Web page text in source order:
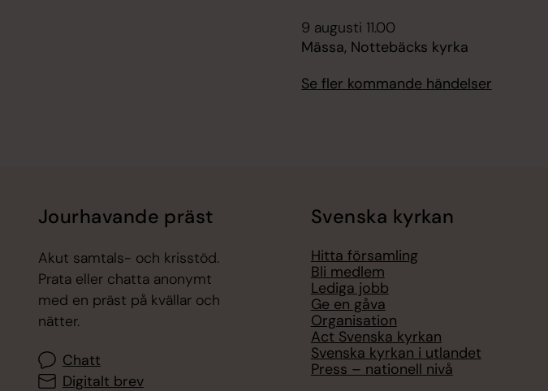
9 augusti 11.00
Mässa, Nottebäcks kyrka
Se fler kommande händelser
Jourhavande präst
Akut samtals- och krisstöd.
Prata eller chatta anonymt
med en präst på kvällar och
nätter.
Chatt
Digitalt brev
Svenska kyrkan
Hitta församling
Bli medlem
Lediga jobb
Ge en gåva
Organisation
Act Svenska kyrkan
Svenska kyrkan i utlandet
Press – nationell nivå